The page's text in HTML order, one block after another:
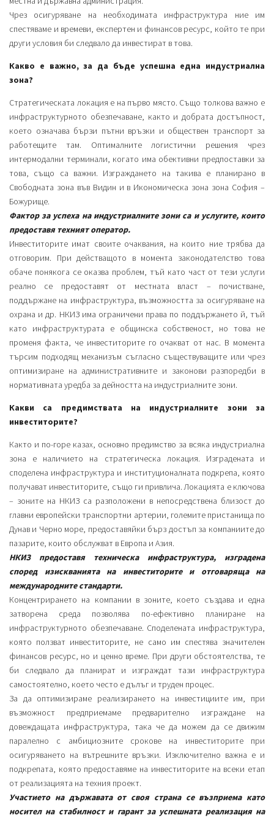
Чрез осигуряване на необходимата инфраструктура ние им
спестяваме и времеви, експертен и финансов ресурс, който те при
други условия би следвало да инвестират в това.
Какво е важно, за да бъде успешна една индустриална
зона?
Стратегическата локация е на първо място. Също толкова важно е
инфраструктурното обезпечаване, както и добрата достъпност,
което означава бързи пътни връзки и обществен транспорт за
работещите там. Оптималните логистични решения чрез
интермодални терминали, когато има обективни предпоставки за
това, също са важни. Изграждането на такива е планирано в
Свободната зона във Видин и в Икономическа зона зона София –
Божурище.
Фактор за успеха на индустриалните зони са и услугите, които
предоставя техният оператор.
Инвеститорите имат своите очаквания, на които ние трябва да
отговорим. При действащото в момента законодателство това
обаче понякога се оказва проблем, тъй като част от тези услуги
реално се предоставят от местната власт – почистване,
поддържане на инфраструктура, възможността за осигуряване на
охрана и др. НКИЗ има ограничени права по поддържането й, тъй
като инфраструктурата е общинска собственост, но това не
променя факта, че инвеститорите го очакват от нас. В момента
търсим подходящ механизъм съгласно съществуващите или чрез
оптимизиране на административните и законови разпоредби в
нормативната уредба за дейността на индустриалните зони.
Какви са предимствата на индустриалните зони за
инвеститорите?
Както и по-горе казах, основно предимство за всяка индустриална
зона е наличието на стратегическа локация. Изградената и
споделена инфраструктура и институционалната подкрепа, която
получават инвеститорите, също ги привлича. Локацията е ключова
– зоните на НКИЗ са разположени в непосредствена близост до
главни европейски транспортни артерии, големите пристанища по
Дунав и Черно море, предоставяйки бърз достъп за компаниите до
пазарите, които обслужват в Европа и Азия.
НКИЗ предоставя техническа инфраструктура, изградена
според изискванията на инвеститорите и отговаряща на
международните стандарти.
Концентрирането на компании в зоните, което създава и една
затворена среда позволява по-ефективно планиране на
инфраструктурното обезпечаване. Споделената инфраструктура,
която ползват инвеститорите, не само им спестява значителен
финансов ресурс, но и ценно време. При други обстоятелства, те
би следвало да планират и изграждат тази инфраструктура
самостоятелно, което често е дълъг и труден процес.
За да оптимизираме реализирането на инвестициите им, при
възможност предприемаме предварително изграждане на
довеждащата инфраструктура, така че да можем да се движим
паралелно с амбициозните срокове на инвеститорите при
осигуряването на вътрешните връзки. Изключително важна е и
подкрепата, която предоставяме на инвеститорите на всеки етап
от реализацията на техния проект.
Участието на държавата от своя страна се възприема като
носител на стабилност и гарант за успешната реализация на